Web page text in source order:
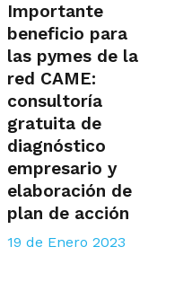
Importante
beneficio para
las pymes de la
red CAME:
consultoría
gratuita de
diagnóstico
empresario y
elaboración de
plan de acción
19 de Enero 2023